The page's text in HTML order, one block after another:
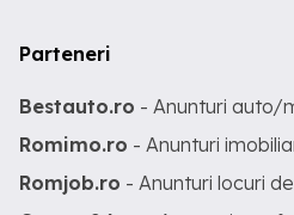
Parteneri
Bestauto.ro - Anunturi auto/
Romimo.ro - Anunturi
Romjob.ro - Anunturi locuri